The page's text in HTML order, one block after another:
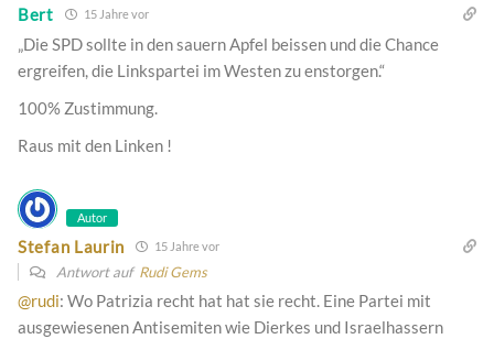
Bert 15 Jahre vor
„Die SPD sollte in den sauern Apfel beissen und die Chance
ergreifen, die Linkspartei im Westen zu enstorgen.“
100% Zustimmung.
Raus mit den Linken !
Autor
Stefan Laurin 15 Jahre vor
Antwort auf Rudi Gems
@rudi: Wo Patrizia recht hat hat sie recht. Eine Partei mit
ausgewiesenen Antisemiten wie Dierkes und Israelhassern